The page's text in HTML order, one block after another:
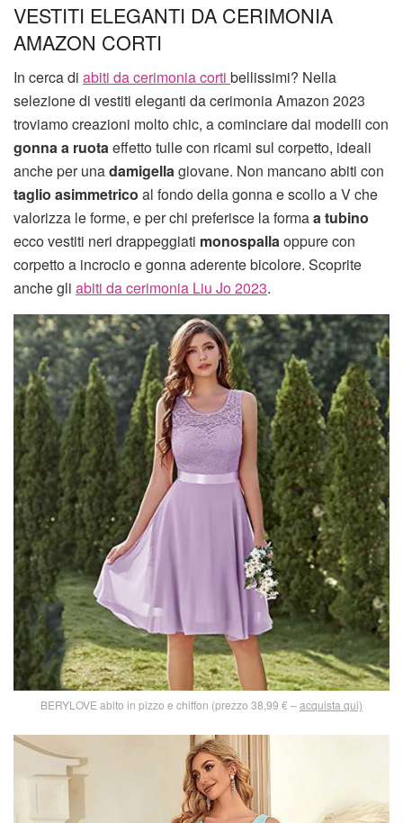
VESTITI ELEGANTI DA CERIMONIA
AMAZON CORTI
In cerca di abiti da cerimonia corti bellissimi? Nella
selezione di vestiti eleganti da cerimonia Amazon 2023
troviamo creazioni molto chic, a cominciare dai modelli con
gonna a ruotaeffetto tulle con ricami sul corpetto, ideali
anche per unadamigellagiovane. Non mancano abiti con
taglio asimmetrico al fondo della gonna e scollo a V che
valorizza le forme, e per chi preferisce la formaa tubino
ecco vestiti neri drappeggiati monospallaoppure con
corpetto a incrocio e gonna aderente bicolore. Scoprite
anche gli abiti da cerimonia Liu Jo 2023.
BERYLOVE abito in pizzo e chiffon (prezzo 38,99 € –acquista qui)